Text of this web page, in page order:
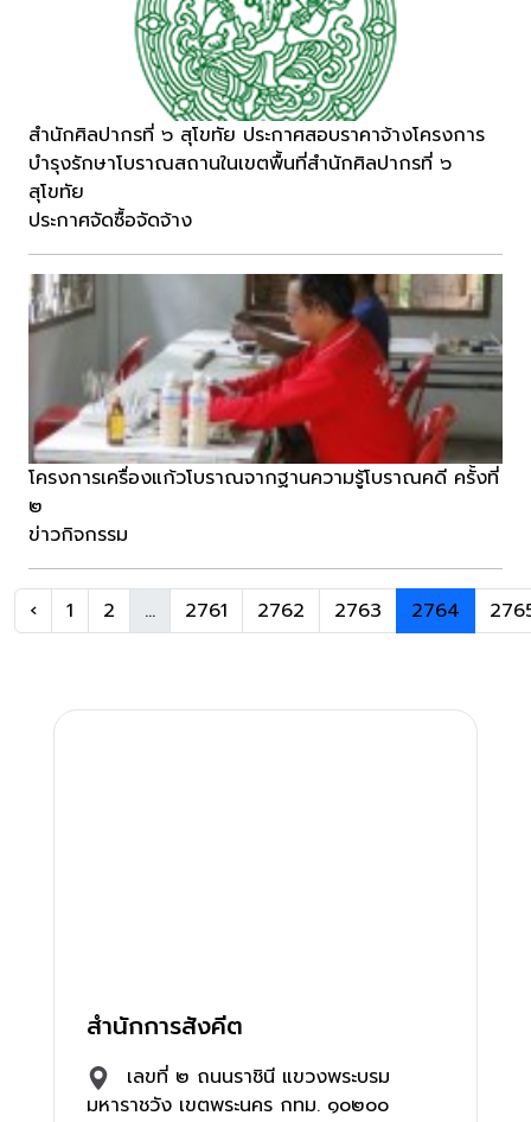
สำนักศิลปากรที่ ๖ สุโขทัย ประกาศสอบราคาจ้างโครงการ
บำรุงรักษาโบราณสถานในเขตพื้นที่สำนักศิลปากรที่ ๖
สุโขทัย
ประกาศจัดซื้อจัดจ้าง
โครงการเครื่องแก้วโบราณจากฐานความรู้โบราณคดี ครั้งที่
๒
ข่าวกิจกรรม
‹ 1 2 ... 2761 2762 2763 2764
สำนักการสังคีต
เลขที่ ๒ ถนนราชินี แขวงพระบรม
มหาราชวัง เขตพระนคร กทม. ๑๐๒๐๐